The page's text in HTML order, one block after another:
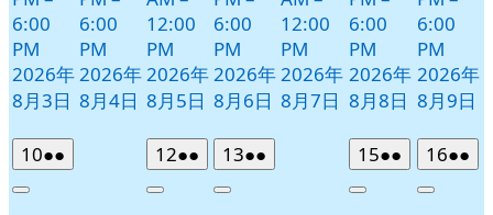
6:00
PM
2026年
8月3日
6:00
PM
2026年
8月4日
12:00
PM
2026年
8月5日
6:00
PM
2026年
8月6日
12:00
PM
2026年
8月7日
6:00
PM
2026年
8月8日
6:00
PM
2026年
8月9日
102026
年
●●
件
Close
122026
年
●●
件
Close
132026
年
●●
件
Close
152026
年
●●
件
Close
162026
年
●●
件
Close